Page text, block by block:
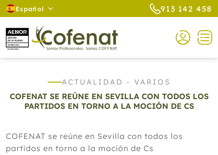
Español 913 142 458
ACTUALIDAD - VARIOS
COFENAT SE REÚNE EN SEVILLA CON TODOS LOS
PARTIDOS EN TORNO A LA MOCIÓN DE CS
COFENAT se reúne en Sevilla con todos los
partidos en torno a la moción de Cs